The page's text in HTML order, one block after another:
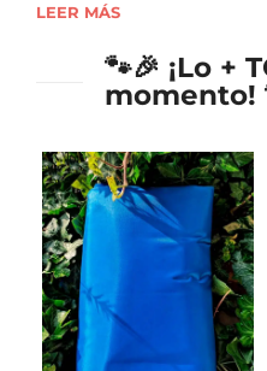
LEER MÁS
🐾🎉 ¡Lo +
momento!